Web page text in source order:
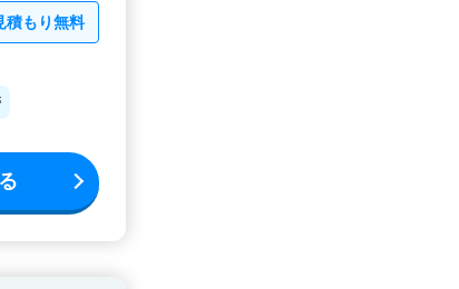
積もり無料